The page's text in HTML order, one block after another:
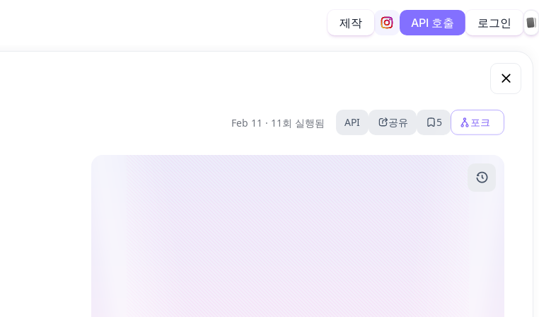
제작 API 호출 로그인
Feb 11 · 11회 실행됨 API 공유 5 포크